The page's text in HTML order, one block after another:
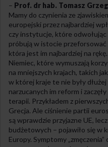
– Prof. dr hab. Tomasz
Mamy do czynienia ze
europejski przez najbardziej
czy instytucje, które
próbują w istocie
która jest im najbardziej na
Niemiec, które wymuszają
na mniejszych krajach, takich
w której kraje te nie były
narzucanych im reform i
terapii. Przykładem z
Grecja. Ale ciśnienie partii
są wprawdzie przyjazne UE,
budżetowych – pojawiło się w
Europy. Symptomy